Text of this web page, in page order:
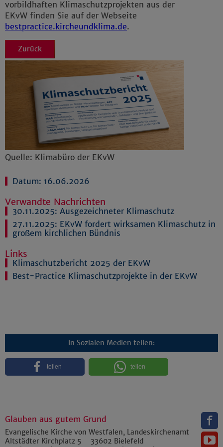
vorbildhaften Klimaschutzprojekten aus der
EKvW finden Sie auf der Webseite
bestpractice.kircheundklima.de.
Zurück
Quelle: Klimabüro der EKvW
Datum: 16.06.2026
Verwandte Nachrichten
30.11.2025: Ausgezeichneter Klimaschutz
27.11.2025: EKvW fordert wirksamen Klimaschutz in
großem kirchlichen Bündnis
Links
Klimaschutzbericht 2025 der EKvW
Best-Practice Klimaschutzprojekte in der EKvW
In Sozialen Medien teilen:
teilen teilen
Glauben aus gutem Grund
Evangelische Kirche von Westfalen, Landeskirchenamt
Altstädter Kirchplatz 5
33602 Bielefeld